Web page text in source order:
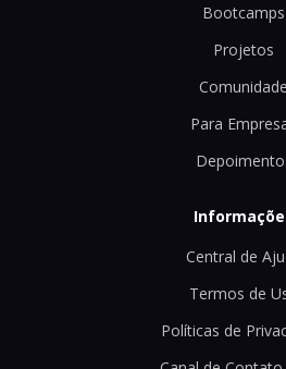
Bootcamps
Projetos
Comunidade
Para
Central de
Termos de
Políticas de